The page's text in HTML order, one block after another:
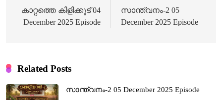
navigation
കാറ്റത്തെ കിളിക്കൂട് 04
December 2025 Episode
സാന്ത്വനം-2 05
December 2025 Episode
Related Posts
സാന്ത്വനം-2 05 December 2025 Episode